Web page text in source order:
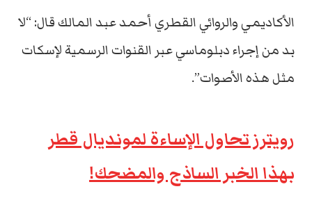
الأكاديمي والروائي القطري أحمد عبد المالك قال: “لا
بد من إجراء دبلوماسي عبر القنوات الرسمية لإسكات
مثل هذه الأصوات”.
رويترز تحاول الإساءة لمونديال قطر
بهذا الخبر الساذج والمضحك!